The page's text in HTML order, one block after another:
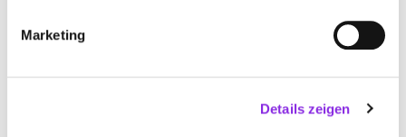
Marketing
Details zeigen